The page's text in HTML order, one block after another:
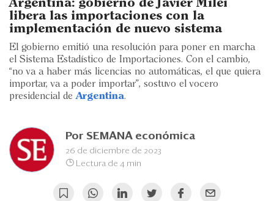
Blogs
Ranking CEO
Edición Impresa
Argentina: gobierno de Javier Milei
libera las importaciones con la
implementación de nuevo sistema
El gobierno emitió una resolución para poner en marcha
el Sistema Estadístico de Importaciones. Con el cambio,
“no va a haber más licencias no automáticas, el que quiera
importar, va a poder importar”, sostuvo el vocero
presidencial de Argentina.
Por SEMANA económica
26 de diciembre de 2023
Lectura de 4 min